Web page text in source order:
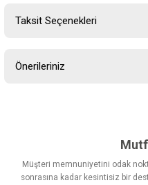
Taksit Seçenekleri
Önerileriniz
Görüş ve önerileriniz için
Ürün resmi kalitesiz, bozuk
Müşteri memnuniyetini odak
sonrasına kadar kesintisiz bir